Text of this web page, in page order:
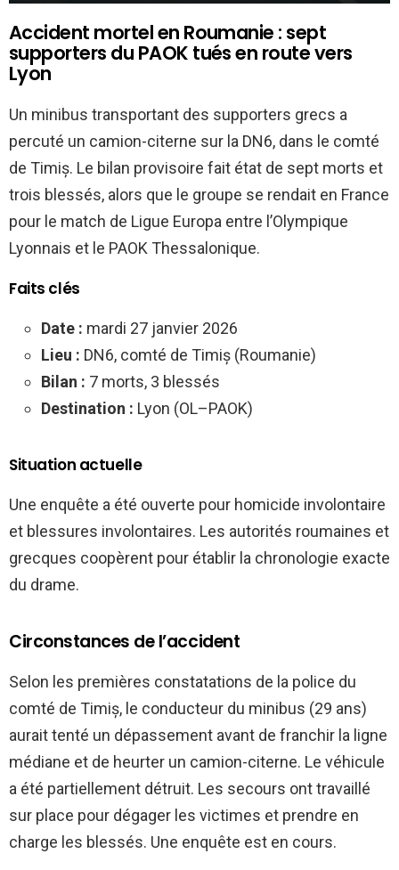
Accident mortel en Roumanie : sept
supporters du PAOK tués en route vers
Lyon
Un minibus transportant des supporters grecs a
percuté un camion-citerne sur la DN6, dans le comté
de Timiș. Le bilan provisoire fait état de sept morts et
trois blessés, alors que le groupe se rendait en France
pour le match de Ligue Europa entre l’Olympique
Lyonnais et le PAOK Thessalonique.
Faits clés
Date : mardi 27 janvier 2026
Lieu : DN6, comté de Timiș (Roumanie)
Bilan : 7 morts, 3 blessés
Destination : Lyon (OL–PAOK)
Situation actuelle
Une enquête a été ouverte pour homicide involontaire
et blessures involontaires. Les autorités roumaines et
grecques coopèrent pour établir la chronologie exacte
du drame.
Circonstances de l’accident
Selon les premières constatations de la police du
comté de Timiș, le conducteur du minibus (29 ans)
aurait tenté un dépassement avant de franchir la ligne
médiane et de heurter un camion-citerne. Le véhicule
a été partiellement détruit. Les secours ont travaillé
sur place pour dégager les victimes et prendre en
charge les blessés. Une enquête est en cours.